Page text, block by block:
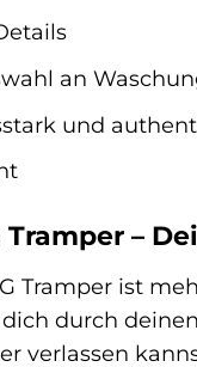
an
und
Tramper –
Tramper ist
durch
verlassen